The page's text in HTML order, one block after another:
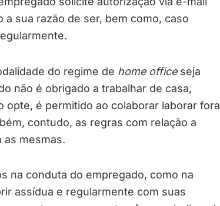
a sua razão de ser, bem como, caso
do regime de home officeseja
não é obrigado a trabalhar de casa,
opte, é permitido ao colaborar laborar fora
contudo, as regras com relação a
as mesmas.
na conduta do empregado, como na
assídua e regularmente com suas